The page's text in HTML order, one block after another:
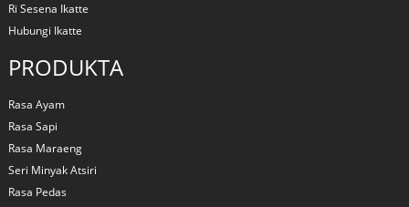
Ri Sesena Ikatte
Hubungi Ikatte
PRODUKTA
Rasa Ayam
Rasa Sapi
Rasa Maraeng
Seri Minyak Atsiri
Rasa Pedas